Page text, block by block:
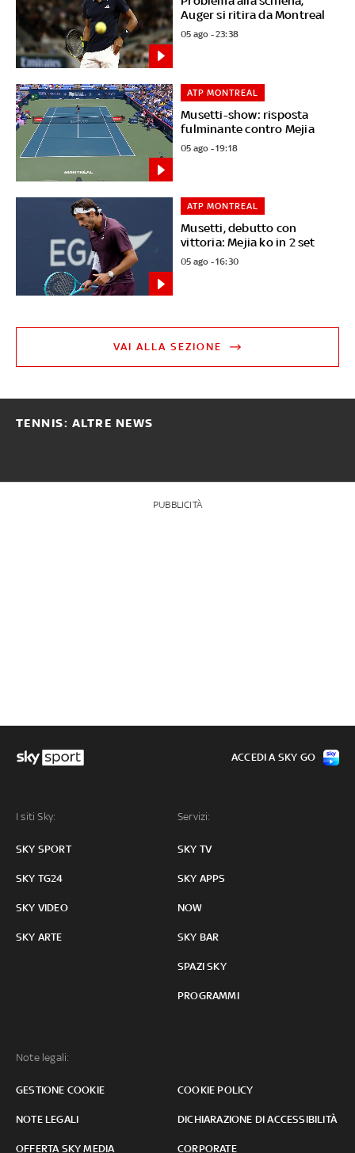
Auger si ritira da Montreal
05 ago - 23:38
Musetti-show: risposta
fulminante contro Mejia
ATP MONTREAL
05 ago - 19:18
Musetti, debutto con
vittoria: Mejia ko in 2 set
ATP MONTREAL
05 ago - 16:30
VAI ALLA SEZIONE
TENNIS: ALTRE NEWS
PUBBLICITÀ
I siti Sky:
SKY SPORT
SKY TG24
SKY VIDEO
SKY ARTE
Servizi:
SKY TV
SKY APPS
NOW
SKY BAR
SPAZI SKY
PROGRAMMI
Note legali:
GESTIONE COOKIE COOKIE POLICY
NOTE LEGALI DICHIARAZIONE DI ACCESSIBILITÀ
OFFERTA SKY MEDIA CORPORATE
ACCEDI A SKY GO